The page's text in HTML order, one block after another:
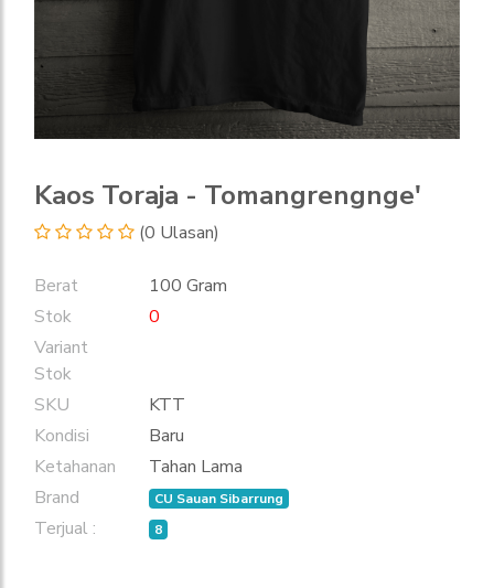
Kaos Toraja - Tomangrengnge'
(0 Ulasan)
Berat
100 Gram
Stok
0
Variant
Stok
SKU
KTT
Kondisi
Baru
Ketahanan
Tahan Lama
Brand
CU Sauan Sibarrung
Terjual : 8